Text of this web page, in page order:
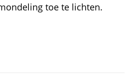
toe te lichten.